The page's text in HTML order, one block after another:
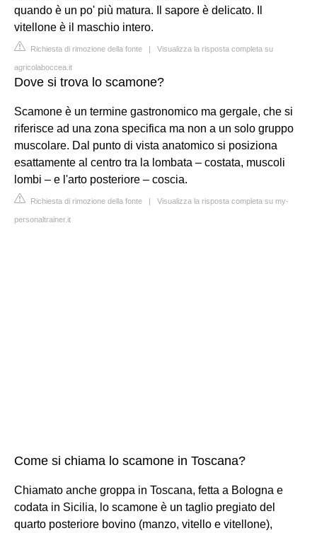
quando è un po' più matura. Il sapore è delicato. Il
vitellone è il maschio intero.
Richiesta di rimozione della fonte | Visualizza la risposta completa su
agricolaboccea.it
Dove si trova lo scamone?
Scamone è un termine gastronomico ma gergale, che si
riferisce ad una zona specifica ma non a un solo gruppo
muscolare. Dal punto di vista anatomico si posiziona
esattamente al centro tra la lombata – costata, muscoli
lombi – e l'arto posteriore – coscia.
Richiesta di rimozione della fonte | Visualizza la risposta completa su my-
personaltrainer.it
Come si chiama lo scamone in Toscana?
Chiamato anche groppa in Toscana, fetta a Bologna e
codata in Sicilia, lo scamone è un taglio pregiato del
quarto posteriore bovino (manzo, vitello e vitellone),